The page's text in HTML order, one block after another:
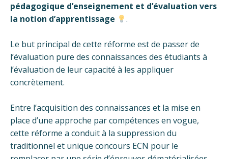
pédagogique d’enseignement et d’évaluation vers
la notion d’apprentissage
.
Le but principal de cette réforme est de passer de
l’évaluation pure des connaissances des étudiants à
l’évaluation de leur capacité à les appliquer
concrètement.
Entre l’acquisition des connaissances et la mise en
place d’une approche par compétences en vogue,
cette réforme a conduit à la suppression du
traditionnel et unique concours ECN pour le